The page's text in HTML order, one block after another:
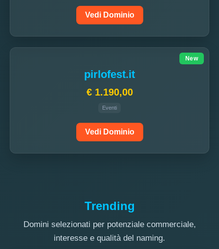
Vedi Dominio
New
pirlofest.it
€ 1.190,00
Eventi
Vedi Dominio
Trending
Domini selezionati per potenziale commerciale,
interesse e qualità del naming.